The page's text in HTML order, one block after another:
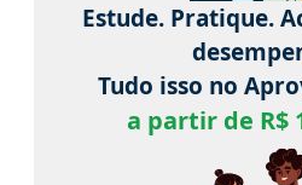
Estude. Pratique.
Tudo isso no
a partir de R$